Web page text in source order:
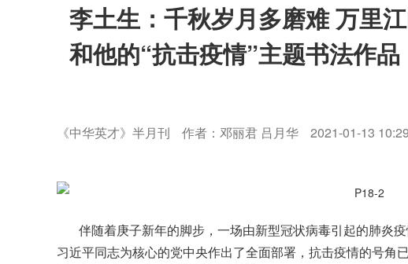
李土生：千秋岁月多磨难 万里
和他的“抗击疫情”主题书法作品
《中华英才》半月刊 作者：邓丽君 吕月华 2021-01-13 10:29
伴随着庚子新年的脚步，一场由新型冠状病毒引起的肺炎
习近平同志为核心的党中央作出了全面部署，抗击疫情的号角